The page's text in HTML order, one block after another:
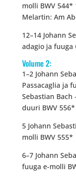
molli BWV 544*
Melartin: Am
12–14 Johann
adagio ja fuuga
Volume 2:
1–2 Johann
Passacaglia ja
Sebastian Bach
duuri BWV 556*
5 Johann
molli BWV 555*
6–7 Johann
fuuga e-molli